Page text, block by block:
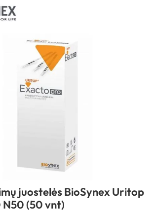
kad padidintumėte
juostelės BioSynex Uritop
N50 (50 vnt)